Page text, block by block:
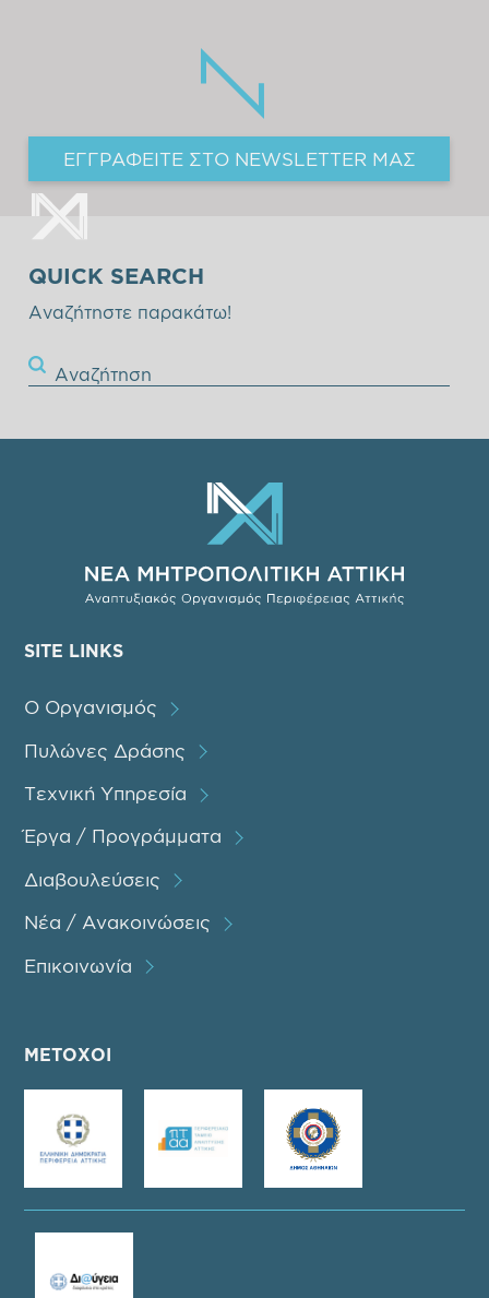
ΕΓΓΡΑΦΕΙΤΕ ΣΤΟ NEWSLETTER ΜΑΣ
QUICK SEARCH
Αναζήτηστε παρακάτω!
Αναζήτηση
SITE LINKS
Ο Οργανισμός
Πυλώνες Δράσης
Τεχνική Υπηρεσία
Έργα / Προγράμματα
Διαβουλεύσεις
Νέα / Ανακοινώσεις
Επικοινωνία
ΜΕΤΟΧΟΙ